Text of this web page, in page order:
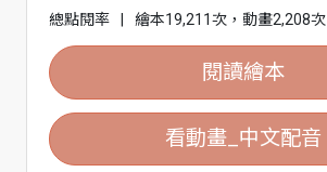
總點閱率
繪本19,211次，動畫2,208次
閱讀繪本
看動畫_中文配音